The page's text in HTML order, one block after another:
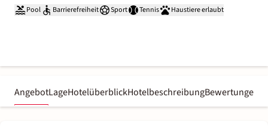
Pool Barrierefreiheit Sport Tennis Haustiere erlaubt
AngebotLageHotelüberblickHotelbeschreibungBewertungen